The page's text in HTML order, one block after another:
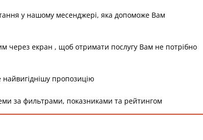
у нашому месенджері, яка допоможе Вам
через екран , щоб отримати послугу Вам не потрібно
пропозицію
за фильтрами, показниками та рейтингом